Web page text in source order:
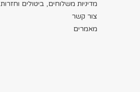
מדיניות משלוחים, ביטולים וחזרות
צור קשר
מאמרים